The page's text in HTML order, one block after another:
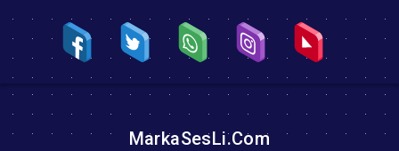
MarkaSesLi.Com